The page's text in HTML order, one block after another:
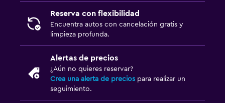
Reserva con flexibilidad
Encuentra autos con cancelación gratis y
limpieza profunda.
Alertas de precios
¿Aún no quieres reservar?
Crea una alerta de precios para realizar un
seguimiento.